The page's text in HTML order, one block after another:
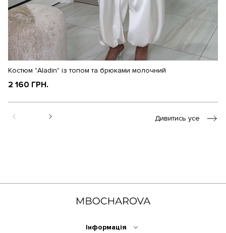
Костюм "Aladin" із топом та брюками молочний
2 160 ГРН.
Дивитись усе
Інформація